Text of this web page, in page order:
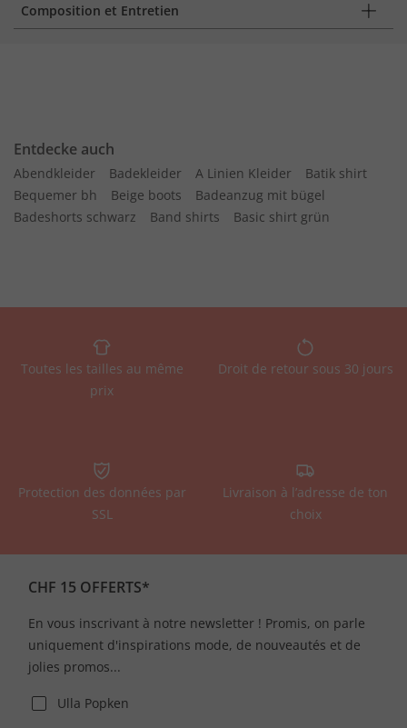
Composition et Entretien
Entdecke auch
Abendkleider Badekleider A Linien Kleider
Batik shirt
Bequemer bh
Beige boots
Badeanzug mit bügel
Badeshorts schwarz
Band shirts Basic shirt grün
Toutes les tailles au même
prix
Droit de retour sous 30 jours
Protection des données par
SSL
Livraison à l’adresse de ton
choix
CHF 15 OFFERTS*
En vous inscrivant à notre newsletter ! Promis, on parle
uniquement d'inspirations mode, de nouveautés et de
jolies promos...
Ulla Popken